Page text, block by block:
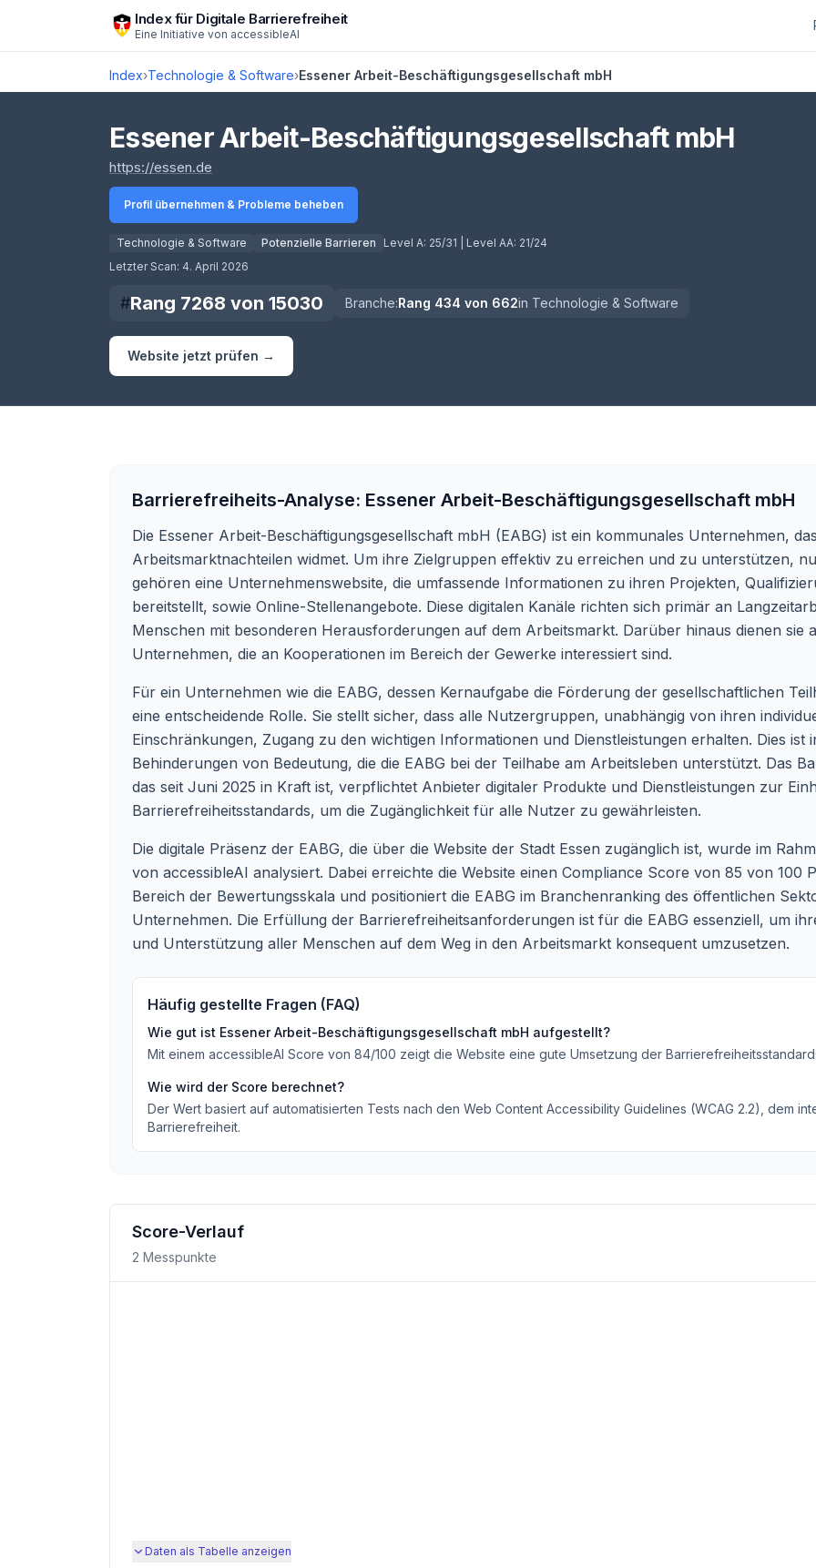
Zum Hauptinhalt springenIndex für Digitale Barrierefreiheit
Eine Initiative von accessibleAI
Index›Technologie & Software›Essener Arbeit-Beschäftigungsgesellschaft mbH
Score lädt
Essener Arbeit-Beschäftigungsgesellschaft mbH
https://essen.de
Profil übernehmen & Probleme beheben
Technologie & Software Potenzielle Barrieren Level A: 25/31 | Level AA: 21/24
Letzter Scan: 4. April 2026
#Rang 7268 von 15030 Branche:Rang 434 von 662in Technologie & Software
Website jetzt prüfen →
Barrierefreiheits-Analyse: Essener Arbeit-Beschäftigungsgesellschaft mbH
Die Essener Arbeit-Beschäftigungsgesellschaft mbH (EABG) ist ein kommunales Unternehmen,
Arbeitsmarktnachteilen widmet. Um ihre Zielgruppen effektiv zu erreichen und zu unterstützen,
gehören eine Unternehmenswebsite, die umfassende Informationen zu ihren Projekten,
bereitstellt, sowie Online-Stellenangebote. Diese digitalen Kanäle richten sich primär an
Menschen mit besonderen Herausforderungen auf dem Arbeitsmarkt. Darüber hinaus dienen sie
Unternehmen, die an Kooperationen im Bereich der Gewerke interessiert sind.
Für ein Unternehmen wie die EABG, dessen Kernaufgabe die Förderung der gesellschaftlichen
eine entscheidende Rolle. Sie stellt sicher, dass alle Nutzergruppen, unabhängig von ihren
Einschränkungen, Zugang zu den wichtigen Informationen und Dienstleistungen erhalten. Dies ist
Behinderungen von Bedeutung, die die EABG bei der Teilhabe am Arbeitsleben unterstützt. Das
das seit Juni 2025 in Kraft ist, verpflichtet Anbieter digitaler Produkte und Dienstleistungen zur
Barrierefreiheitsstandards, um die Zugänglichkeit für alle Nutzer zu gewährleisten.
Die digitale Präsenz der EABG, die über die Website der Stadt Essen zugänglich ist, wurde im
von accessibleAI analysiert. Dabei erreichte die Website einen Compliance Score von 85 von 100
Bereich der Bewertungsskala und positioniert die EABG im Branchenranking des öffentlichen
Unternehmen. Die Erfüllung der Barrierefreiheitsanforderungen ist für die EABG essenziell, um
und Unterstützung aller Menschen auf dem Weg in den Arbeitsmarkt konsequent umzusetzen.
Häufig gestellte Fragen (FAQ)
Wie gut ist Essener Arbeit-Beschäftigungsgesellschaft mbH aufgestellt?
Mit einem accessibleAI Score von 84/100 zeigt die Website eine gute Umsetzung der
Wie wird der Score berechnet?
Der Wert basiert auf automatisierten Tests nach den Web Content Accessibility Guidelines (WCAG 2.2), dem
Barrierefreiheit.
Score-Verlauf
2 Messpunkte
Daten als Tabelle anzeigen